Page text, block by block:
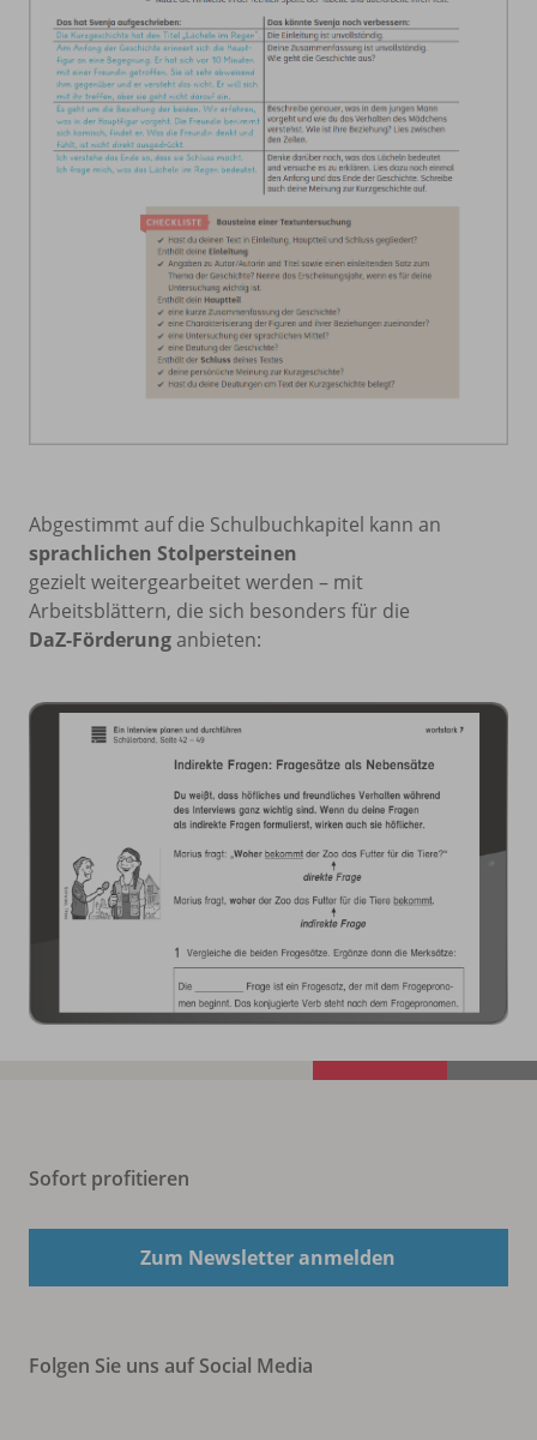
Abgestimmt auf die Schulbuchkapitel kann an
sprachlichen Stolpersteinen
gezielt weitergearbeitet werden – mit
Arbeitsblättern, die sich besonders für die
DaZ-Förderung anbieten:
Sofort profitieren
Zum Newsletter anmelden
Folgen Sie uns auf Social Media